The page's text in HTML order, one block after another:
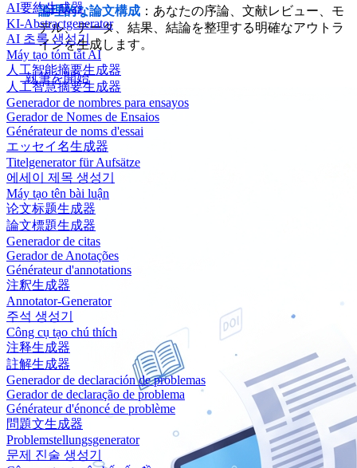
AI要約生成器
KI-Abstractgenerator
AI 초록 생성기
Máy tạo tóm tắt AI
人工智能摘要生成器
人工智慧摘要生成器
Generador de nombres para ensayos
Gerador de Nomes de Ensaios
Générateur de noms d'essai
エッセイ名生成器
Titelgenerator für Aufsätze
에세이 제목 생성기
Máy tạo tên bài luận
论文标题生成器
論文標題生成器
Generador de citas
Gerador de Anotações
Générateur d'annotations
注釈生成器
Annotator-Generator
주석 생성기
Công cụ tạo chú thích
注释生成器
註解生成器
Generador de declaración de problemas
Gerador de declaração de problema
Générateur d'énoncé de problème
問題文生成器
Problemstellungsgenerator
문제 진술 생성기
論理的な論文構成 ：あなたの序論、文献レビュー、モ
デル、データ、結果、結論を整理する明確なアウトラ
インを生成します。
執筆を開始